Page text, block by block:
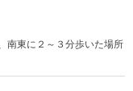
南東に２～３分歩いた場所